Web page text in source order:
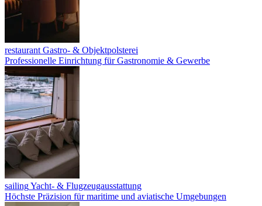
restaurant Gastro- & Objektpolsterei
Professionelle Einrichtung für Gastronomie & Gewerbe
sailingYacht- & Flugzeugausstattung
Höchste Präzision für maritime und aviatische Umgebungen